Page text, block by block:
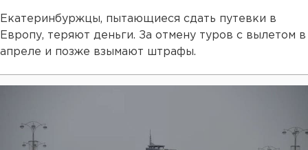
Екатеринбуржцы, пытающиеся сдать путевки в
Европу, теряют деньги. За отмену туров с вылетом в
апреле и позже взымают штрафы.